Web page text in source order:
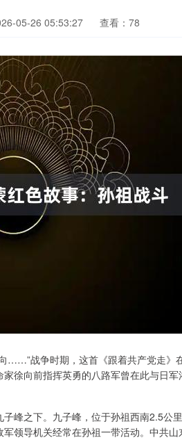
05-26 05:53:27 查看：78
……”战争时期，这首《跟着共产党走》
徐向前指挥英勇的八路军曾在此与日
峰之下。九子峰，位于孙祖西南2.5公
领导机关经常在孙祖一带活动。中共